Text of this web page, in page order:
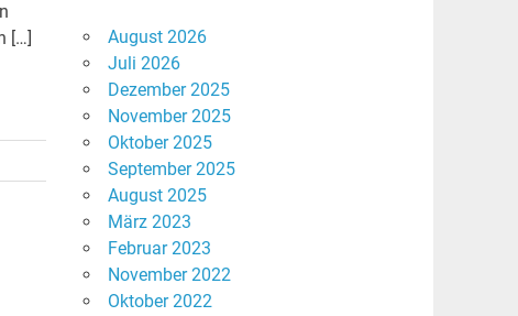
[…]
August 2026
Juli 2026
Dezember 2025
November 2025
Oktober 2025
September 2025
August 2025
März 2023
Februar 2023
November 2022
Oktober 2022